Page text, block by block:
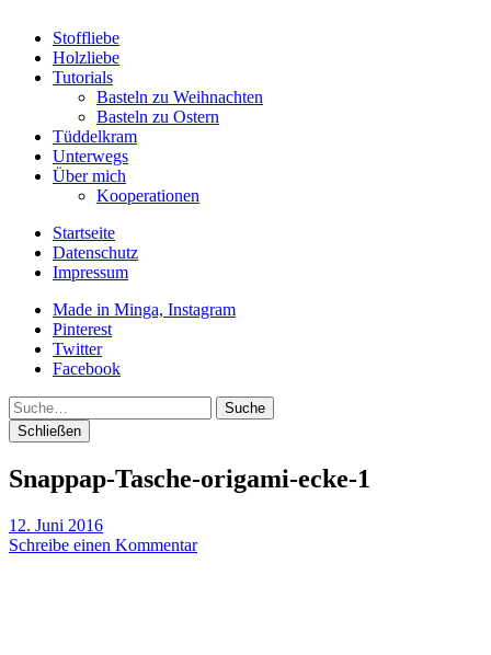
Stoffliebe
Holzliebe
Tutorials
Basteln zu Weihnachten
Basteln zu Ostern
Tüddelkram
Unterwegs
Über mich
Kooperationen
Startseite
Datenschutz
Impressum
Made in Minga, Instagram
Pinterest
Twitter
Facebook
Suche
Schließen
Snappap-Tasche-origami-ecke-1
12. Juni 2016
Schreibe einen Kommentar